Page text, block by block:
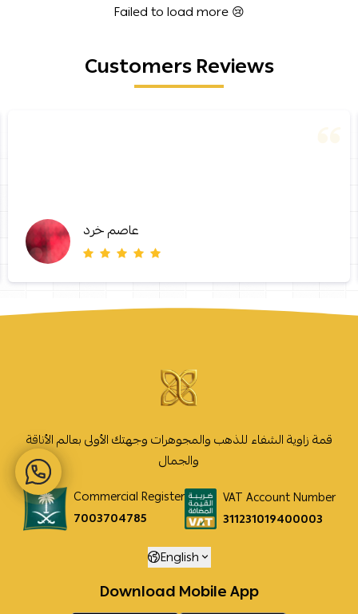
Failed to load more 😢
Customers Reviews
عاصم خرد
قمة زاوية الشفاء للذهب والمجوهرات وجهتك الأولى بعالم الأناقة
والجمال
Commercial Register
7003704785
VAT Account Number
311231019400003
English
Download Mobile App